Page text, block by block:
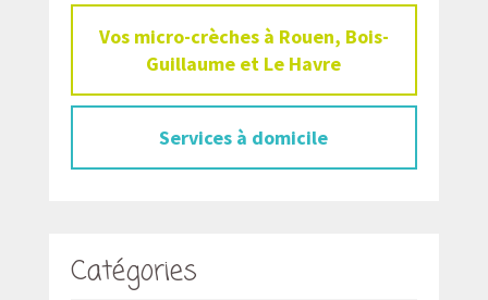
Vos micro-crèches à Rouen, Bois-
Guillaume et Le Havre
Services à domicile
Catégories